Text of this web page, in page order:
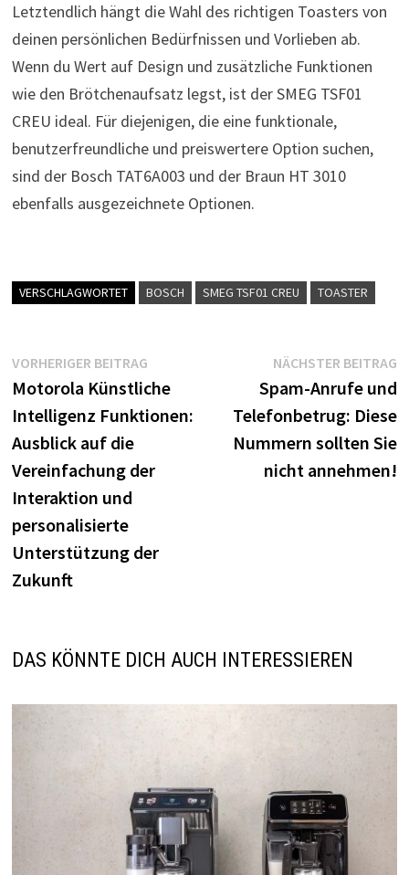
Letztendlich hängt die Wahl des richtigen Toasters von
deinen persönlichen Bedürfnissen und Vorlieben ab.
Wenn du Wert auf Design und zusätzliche Funktionen
wie den Brötchenaufsatz legst, ist der SMEG TSF01
CREU ideal. Für diejenigen, die eine funktionale,
benutzerfreundliche und preiswertere Option suchen,
sind der Bosch TAT6A003 und der Braun HT 3010
ebenfalls ausgezeichnete Optionen.
VERSCHLAGWORTET BOSCH SMEG TSF01 CREU TOASTER
Beitragsnavigation
VORHERIGER BEITRAGVorheriger
Beitrag:
Motorola Künstliche
Intelligenz Funktionen:
Ausblick auf die
Vereinfachung der
Interaktion und
personalisierte
Unterstützung der
Zukunft
NÄCHSTER BEITRAG
Spam-Anrufe und
Telefonbetrug: Diese
Nummern sollten Sie
nicht annehmen!
DAS KÖNNTE DICH AUCH INTERESSIEREN